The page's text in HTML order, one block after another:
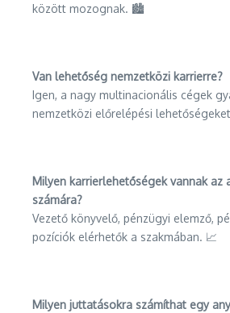
között mozognak. 🏙️
Van lehetőség nemzetközi karrierre?
Igen, a nagy multinacionális cégek
nemzetközi előrelépési
Milyen karrierlehetőségek vannak az
számára?
Vezető könyvelő, pénzügyi elemző,
pozíciók elérhetők a szakmában. 📈
Milyen juttatásokra számíthat egy